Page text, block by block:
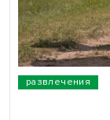
развлечения